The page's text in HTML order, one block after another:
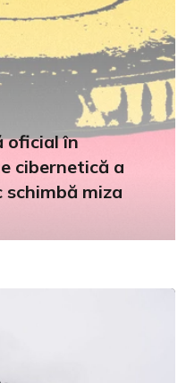
oficial în
cibernetică a
schimbă miza